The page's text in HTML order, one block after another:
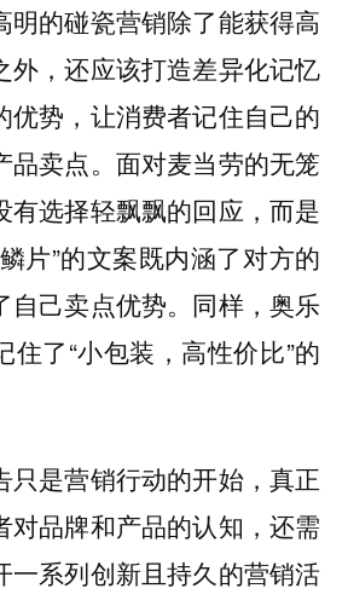
明的碰瓷营销除了能获得高
外，还应该打造差异化记忆
优势，让消费者记住自己的
品卖点。面对麦当劳的无笼
有选择轻飘飘的回应，而是
片”的文案既内涵了对方的
自己卖点优势。同样，奥乐
住了“小包装，高性价比”的
只是营销行动的开始，真正
对品牌和产品的认知，还需
一系列创新且持久的营销活